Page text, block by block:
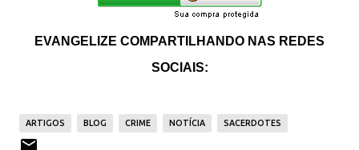
EVANGELIZE COMPARTILHANDO NAS REDES
SOCIAIS:
ARTIGOS BLOG CRIME NOTÍCIA SACERDOTES